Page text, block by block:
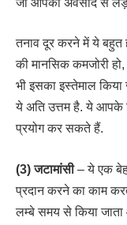
तनाव दूर करने में ये बहुत
की मानसिक कमजोरी
भी इसका इस्तेमाल
ये अति उत्तम है. ये आपके
प्रयोग कर सकते हैं.
(3) जटामांसी– ये एक
प्रदान करने का काम
लम्बे समय से किया